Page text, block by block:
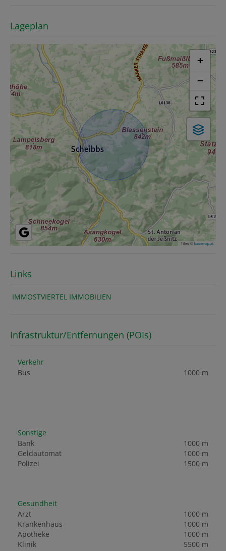
Lageplan
+
−
Tiles ©basemap.at
Links
IMMOSTVIERTEL IMMOBILIEN
Infrastruktur/Entfernungen (POIs)
Verkehr
Bus
1000 m
Sonstige
Bank
1000 m
Geldautomat
1000 m
Polizei
1500 m
Gesundheit
Arzt
1000 m
Krankenhaus
1000 m
Apotheke
1000 m
Klinik
5500 m